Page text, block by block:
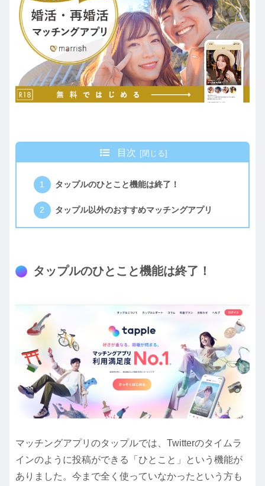
目次
タップルのひとこと機能は終了！
タップル以外のおすすめマッチングアプリ
タップルのひとこと機能は終了！
マッチングアプリのタップルでは、Twitterのタイムラ
インのように投稿ができる「ひとこと」という機能が
ありました。今まで全く使っていなかったという方も